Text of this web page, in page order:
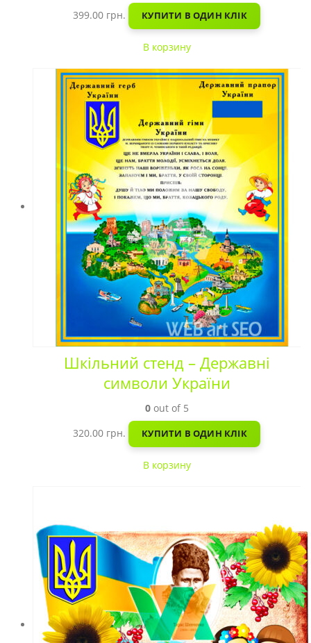
399.00 грн. КУПИТИ В ОДИН КЛІК
В корзину
Шкільний стенд – Державні
символи України
0out of 5
320.00 грн. КУПИТИ В ОДИН КЛІК
В корзину